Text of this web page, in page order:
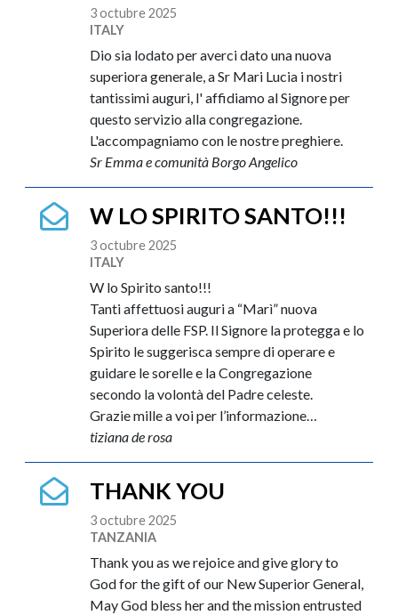
3 octubre 2025
ITALY
Dio sia lodato per averci dato una nuova
superiora generale, a Sr Mari Lucia i nostri
tantissimi auguri, l' affidiamo al Signore per
questo servizio alla congregazione.
L'accompagniamo con le nostre preghiere.
Sr Emma e comunità Borgo Angelico
W LO SPIRITO SANTO!!!
3 octubre 2025
ITALY
W lo Spirito santo!!!
Tanti affettuosi auguri a “Marì” nuova
Superiora delle FSP. Il Signore la protegga e lo
Spirito le suggerisca sempre di operare e
guidare le sorelle e la Congregazione
secondo la volontà del Padre celeste.
Grazie mille a voi per l’informazione…
tiziana de rosa
THANK YOU
3 octubre 2025
TANZANIA
Thank you as we rejoice and give glory to
God for the gift of our New Superior General,
May God bless her and the mission entrusted